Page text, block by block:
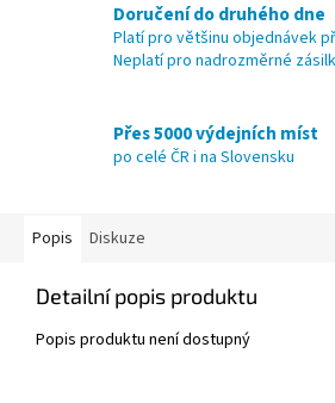
Doručení do druhého dne
Platí pro většinu objednávek
Neplatí pro nadrozměrné
Přes 5000 výdejních míst
po celé ČR i na Slovensku
Popis Diskuze
Detailní popis produktu
Popis produktu není dostupný